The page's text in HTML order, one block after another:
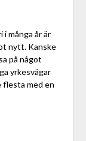
många år är
nytt. Kanske
på något
yrkesvägar
flesta med en